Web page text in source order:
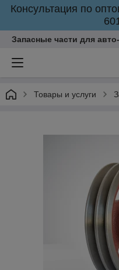
Консультация по
Запасные части для
Товары и услуги